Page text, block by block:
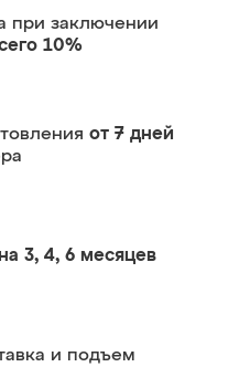
при заключении
10%
от 7 дней
3, 4, 6 месяцев
и подъем